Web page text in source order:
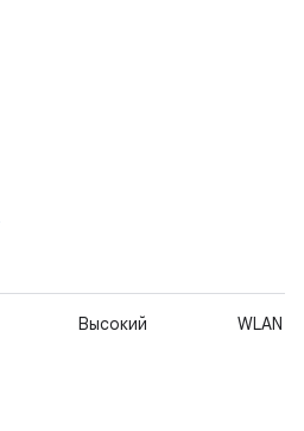
Высокий WLAN